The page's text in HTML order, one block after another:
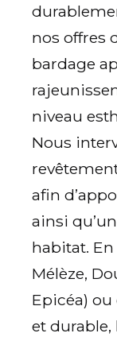
nos offres
bardage
niveau
Nous
afin
ainsi
habitat. En
Mélèze,
Epicéa)
et